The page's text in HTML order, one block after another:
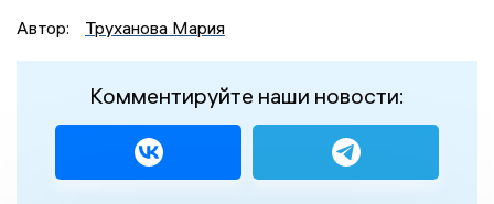
Автор:
Труханова Мария
Комментируйте наши новости: